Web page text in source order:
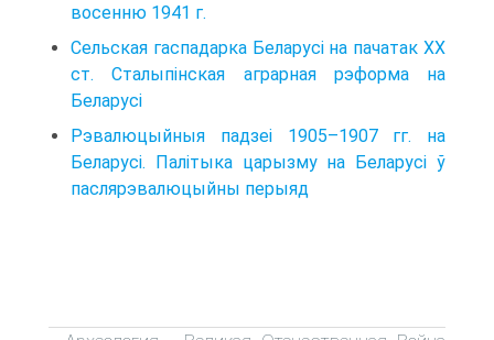
восенню 1941 г.
Сельская гаспадарка Беларусі на пачатак XX
ст. Сталыпінская аграрная рэформа на
Беларусі
Рэвалюцыйныя падзеі 1905–1907 гг. на
Беларусі. Палітыка царызму на Беларусі ў
паслярэвалюцыйны перыяд